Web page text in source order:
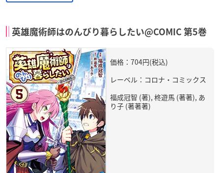
英雄魔術師はのんびり暮らしたい@COMIC 第5巻
価格：704円(税込)
レーベル：コロナ・コミックス
福成冠智 (著), 柊遊馬 (著著), あ
り子 (著著著)